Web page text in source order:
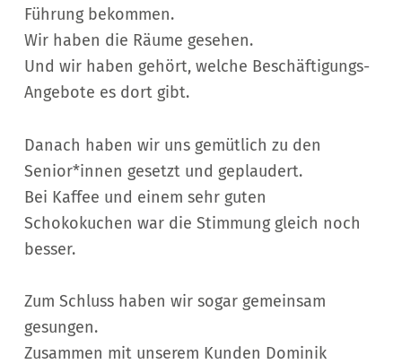
Führung bekommen.
Wir haben die Räume gesehen.
Und wir haben gehört, welche Beschäftigungs-
Angebote es dort gibt.
Danach haben wir uns gemütlich zu den
Senior*innen gesetzt und geplaudert.
Bei Kaffee und einem sehr guten
Schokokuchen war die Stimmung gleich noch
besser.
Zum Schluss haben wir sogar gemeinsam
gesungen.
Zusammen mit unserem Kunden Dominik